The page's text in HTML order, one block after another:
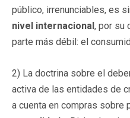
público, irrenunciables, es
nivel internacional, por su
parte más débil: el
2) La doctrina sobre el
activa de las entidades de
a cuenta en compras sobre